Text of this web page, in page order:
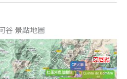
谷 景點地圖